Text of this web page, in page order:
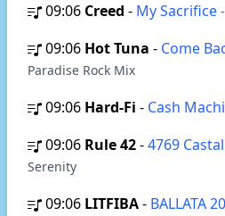
09:06 Creed - My Sacrifice
09:06 Hot Tuna - Come
Paradise Rock Mix
09:06 Hard-Fi - Cash
09:06 Rule 42-4769
Serenity
09:06 LITFIBA- BALLATA